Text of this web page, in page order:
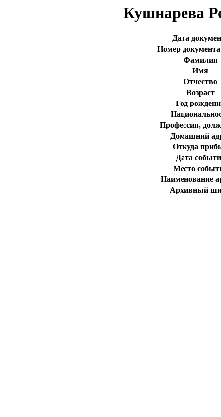
Кушнарева
Дата
Номер документа
Фамилия
Имя
Отчество
Возраст
Год
Профессия,
Домашний
Откуда
Дата
Место
Наименование
Архивный